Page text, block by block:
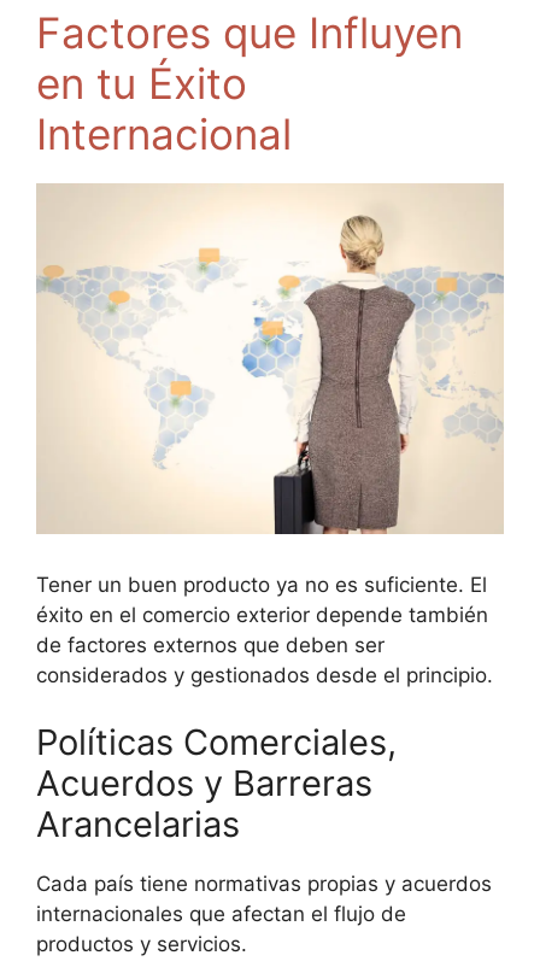
Factores que Influyen
en tu Éxito
Internacional
Tener un buen producto ya no es suficiente. El
éxito en el comercio exterior depende también
de factores externos que deben ser
considerados y gestionados desde el principio.
Políticas Comerciales,
Acuerdos y Barreras
Arancelarias
Cada país tiene normativas propias y acuerdos
internacionales que afectan el flujo de
productos y servicios.